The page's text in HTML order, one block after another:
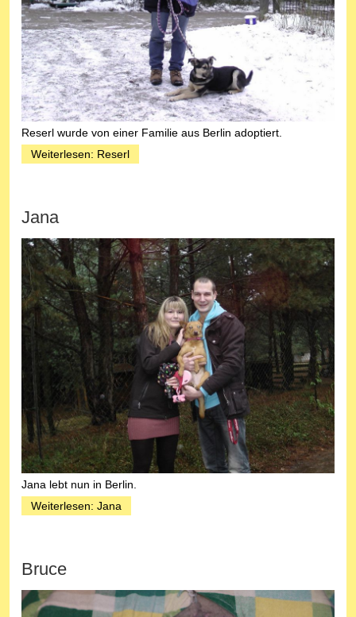
Reserl wurde von einer Familie aus Berlin adoptiert.
Weiterlesen: Reserl
Jana
Jana lebt nun in Berlin.
Weiterlesen: Jana
Bruce